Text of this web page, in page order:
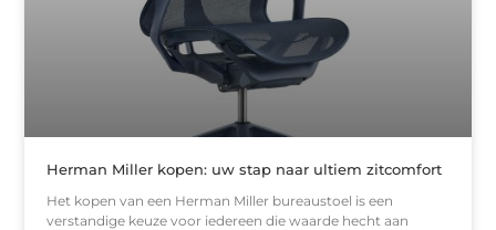
Herman Miller kopen: uw stap naar ultiem zitcomfort
Het kopen van een Herman Miller bureaustoel is een
verstandige keuze voor iedereen die waarde hecht aan